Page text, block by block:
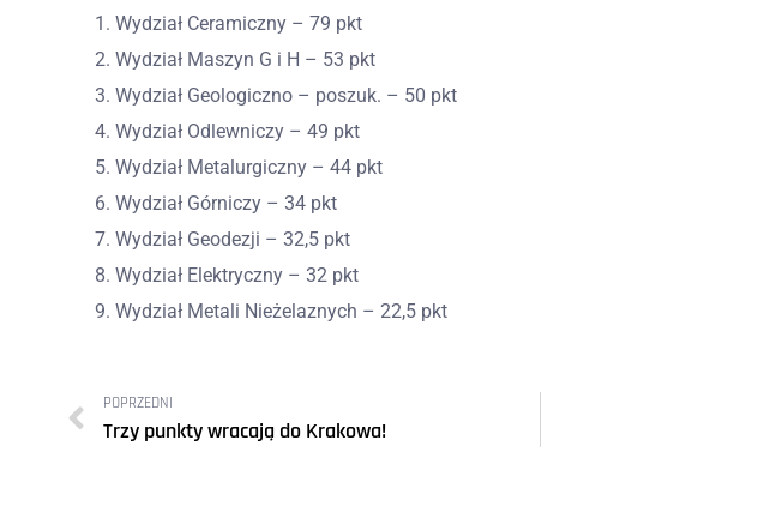
Wydział Ceramiczny – 79 pkt
Wydział Maszyn G i H – 53 pkt
Wydział Geologiczno – poszuk. – 50 pkt
Wydział Odlewniczy – 49 pkt
Wydział Metalurgiczny – 44 pkt
Wydział Górniczy – 34 pkt
Wydział Geodezji – 32,5 pkt
Wydział Elektryczny – 32 pkt
Wydział Metali Nieżelaznych – 22,5 pkt
POPRZEDNI
Trzy punkty wracają do Krakowa!